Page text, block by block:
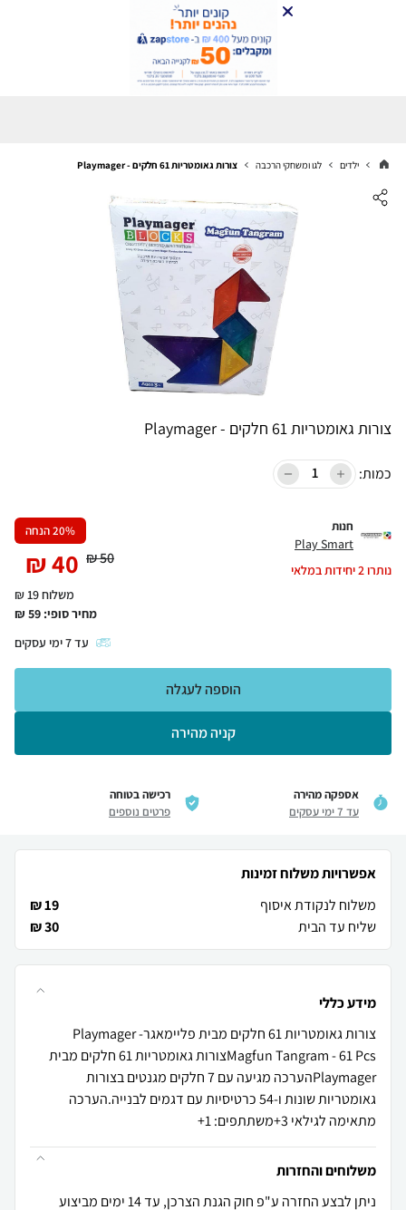
ילדים לגו ומשחקי הרכבה צורות גאומטריות 61 חלקים - Playmager
צורות גאומטריות 61 חלקים - Playmager
כמות:
חנות
Play Smart
נותרו2יחידות במלאי
20% הנחה
50
₪
40
₪
משלוח 19 ₪
מחיר סופי: 59
₪
עד7ימי עסקים
קניה מהירה
הוספה לעגלה
אספקה מהירה
עד 7 ימי עסקים
רכישה בטוחה
פרטים נוספים
אפשרויות משלוח זמינות
משלוח לנקודת איסוף
19 ₪
שליח עד הבית
30 ₪
מידע כללי
צורות גאומטריות 61 חלקים מבית פליימאגרPlaymager -
Magfun Tangram - 61 Pcsצורות גאומטריות 61 חלקים מבית
Playmagerהערכה מגיעה עם 7 חלקים מגנטים בצורות
גאומטריות שונות ו-54 כרטיסיות עם דגמים לבנייה.הערכה
מתאימה לגילאי 3+משתתפים: 1+
משלוחים והחזרות
ניתן לבצע החזרה ע"פ חוק הגנת הצרכן, עד 14 ימים מביצוע